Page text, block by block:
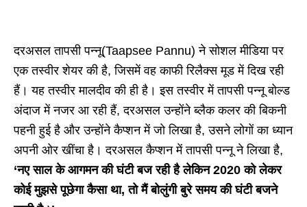
दरअसल तापसी पन्नू(Taapsee Pannu) ने सोशल मीडिया पर
एक तस्वीर शेयर की है, जिसमें वह काफी रिलैक्स मूड में दिख रही
हैं। यह तस्वीर मालदीव की ही है। इस तस्वीर में तापसी पन्नू बोल्ड
अंदाज में नजर आ रही हैं, दरअसल उन्होंने ब्लैक कलर की बिकनी
पहनी हुई है और उन्होंने कैप्शन में जो लिखा है, उसने लोगों का ध्यान
अपनी ओर खींचा है। दरअसल कैप्शन में तापसी पन्नू ने लिखा है,
‘नए साल के आगमन की घंटी बज रही है लेकिन 2020 को लेकर
कोई मुझसे पूछेगा कैसा था, तो मैं बोलुंगी बुरे समय की घंटी बजने